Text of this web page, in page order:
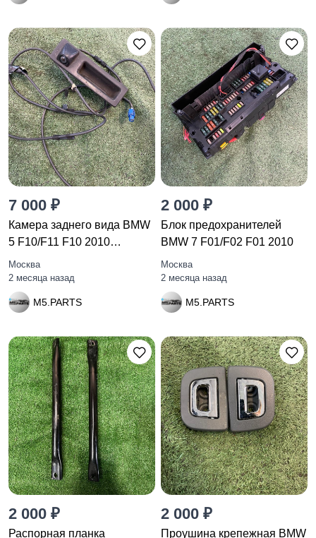
7 000 ₽
Камера заднего вида BMW
5 F10/F11 F10 2010
9240351
Москва
2 месяца назад
M5.PARTS
2 000 ₽
Блок предохранителей
BMW 7 F01/F02 F01 2010
Москва
2 месяца назад
M5.PARTS
2 000 ₽
Распорная планка
2 000 ₽
Проушина крепежная BMW